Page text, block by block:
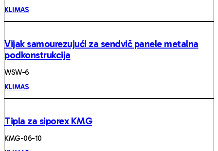
KLIMAS
Vijak samourezujući za sendvič panele metalna
podkonstrukcija
WSW-6
KLIMAS
Tipla za siporex KMG
KMG-06-10